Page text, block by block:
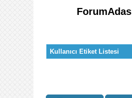
Kullanıcı Etiket Listesi